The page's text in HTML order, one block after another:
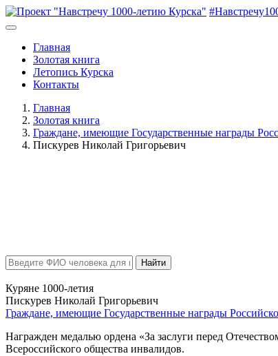
Главная
Золотая книга
Летопись Курска
Контакты
Главная
Золотая книга
Граждане, имеющие Государственные награды
Пискурев Николай Григорьевич
Найти
Куряне 1000-летия
Пискурев Николай Григорьевич
Граждане, имеющие Государственные награды
Награжден медалью ордена «За заслуги перед
Всероссийского общества инвалидов.